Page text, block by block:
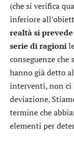
(che si verifica
inferiore
realtà si
serie di ragioni
conseguenze che
hanno già detto
interventi, non ci
deviazione.
termine che
elementi per